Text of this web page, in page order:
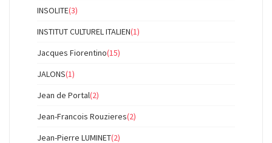
INSOLITE(3)
INSTITUT CULTUREL ITALIEN(1)
Jacques Fiorentino(15)
JALONS(1)
Jean de Portal(2)
Jean-Francois Rouzieres(2)
Jean-Pierre LUMINET(2)